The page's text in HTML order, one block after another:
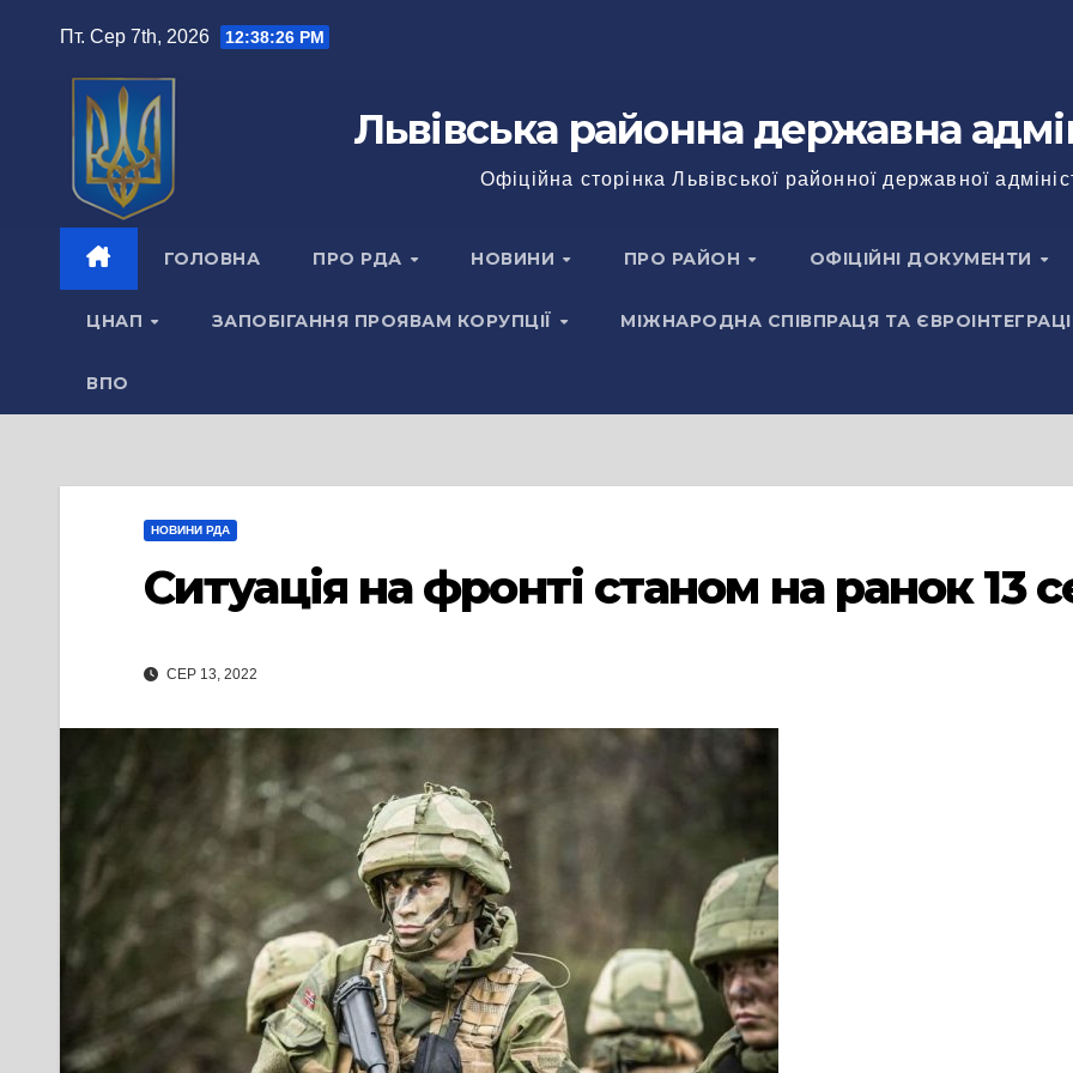
Пт. Сер 7th, 2026 12:38:27 PM
Львівська районна державна
Офіційна сторінка Львівської районної державної
ГОЛОВНА ПРО РДА НОВИНИ ПРО РАЙОН ОФІЦІЙНІ ДОКУМЕНТИ
ЦНАП ЗАПОБІГАННЯ ПРОЯВАМ КОРУПЦІЇ МІЖНАРОДНА СПІВПРАЦЯ ТА
ВПО
НОВИНИ РДА
Ситуація на фронті станом на ранок 13
СЕР 13, 2022